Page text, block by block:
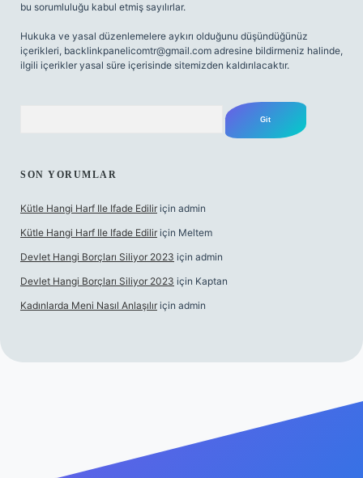
bu sorumluluğu kabul etmiş sayılırlar.
Hukuka ve yasal düzenlemelere aykırı olduğunu düşündüğünüz
içerikleri, backlinkpanelicomtr@gmail.com adresine bildirmeniz halinde,
ilgili içerikler yasal süre içerisinde sitemizden kaldırılacaktır.
SON YORUMLAR
Kütle Hangi Harf Ile Ifade Edilir için admin
Kütle Hangi Harf Ile Ifade Edilir için Meltem
Devlet Hangi Borçları Siliyor 2023 için admin
Devlet Hangi Borçları Siliyor 2023 için Kaptan
Kadınlarda Meni Nasıl Anlaşılır için admin
Betexper giriş adresi